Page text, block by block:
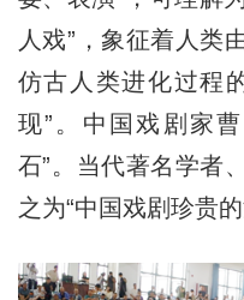
人戏”，象征着人类
仿古人类进化过程
现”。中国戏剧家
石”。当代著名学者
之为“中国戏剧珍贵的